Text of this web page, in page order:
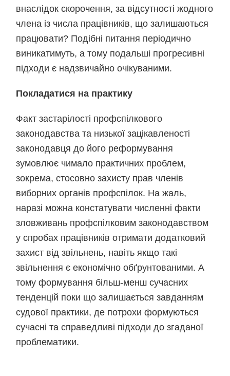
внаслідок скорочення, за відсутності жодного
члена із числа працівників, що залишаються
працювати? Подібні питання періодично
виникатимуть, а тому подальші прогресивні
підходи є надзвичайно очікуваними.
Покладатися на практику
Факт застарілості профспілкового
законодавства та низької зацікавленості
законодавця до його реформування
зумовлює чимало практичних проблем,
зокрема, стосовно захисту прав членів
виборних органів профспілок. На жаль,
наразі можна констатувати численні факти
зловживань профспілковим законодавством
у спробах працівників отримати додатковий
захист від звільнень, навіть якщо такі
звільнення є економічно обґрунтованими. А
тому формування більш-менш сучасних
тенденцій поки що залишається завданням
судової практики, де потрохи формуються
сучасні та справедливі підходи до згаданої
проблематики.